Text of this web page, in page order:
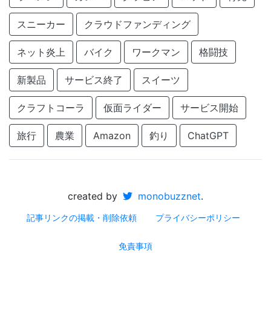
スニーカー クラウドファンディング
ネット炎上 バイク ワークマン 格闘技
新製品 サービス終了 スイーツ
クラフトコーラ 仮面ライダー サービス開始
旅行 農業 Amazon 釣り ChatGPT
created by monobuzznet.
記事リンクの掲載・削除依頼 プライバシーポリシー
免責事項